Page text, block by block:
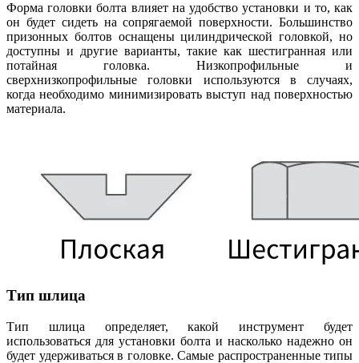
Форма головки болта влияет на удобство установки и то, как
он будет сидеть на сопрягаемой поверхности. Большинство
призонных болтов оснащены цилиндрической головкой, но
доступны и другие варианты, такие как шестигранная или
потайная головка. Низкопрофильные и
сверхнизкопрофильные головки используются в случаях,
когда необходимо минимизировать выступ над поверхностью
материала.
Тип шлица
Тип шлица определяет, какой инструмент будет
использоваться для установки болта и насколько надежно он
будет удерживаться в головке. Самые распространенные типы